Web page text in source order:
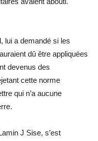
lui a demandé si les
dû être appliquées
devenus des
cette norme
qui n’a aucune
J Sise, s’est